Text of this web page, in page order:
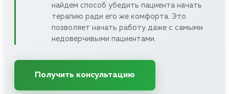
найдем способ убедить пациента начать
терапию ради его же комфорта. Это
позволяет начать работу даже с самыми
недоверчивыми пациентами.
Получить консультацию